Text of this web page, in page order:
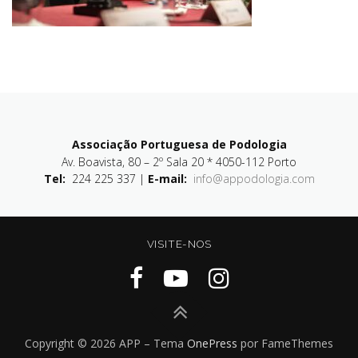
Associação Portuguesa de Podologia
Av. Boavista, 80 – 2º Sala 20 * 4050-112 Porto
Tel: 224 225 337 | E-mail: info@appodologia.com
VISITE-NOS
Copyright © 2026 APP – Tema OnePress por FameThemes